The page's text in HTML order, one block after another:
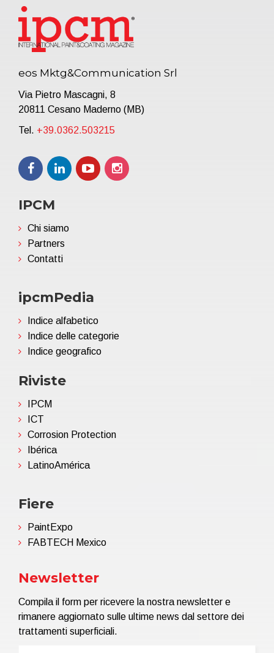
eos Mktg&Communication Srl
Via Pietro Mascagni, 8
20811 Cesano Maderno (MB)
Tel. +39.0362.503215
IPCM
Chi siamo
Partners
Contatti
ipcmPedia
Indice alfabetico
Indice delle categorie
Indice geografico
Riviste
IPCM
ICT
Corrosion Protection
Ibérica
LatinoAmérica
Fiere
PaintExpo
FABTECH Mexico
Newsletter
Compila il form per ricevere la nostra newsletter e
rimanere aggiornato sulle ultime news dal settore dei
trattamenti superficiali.